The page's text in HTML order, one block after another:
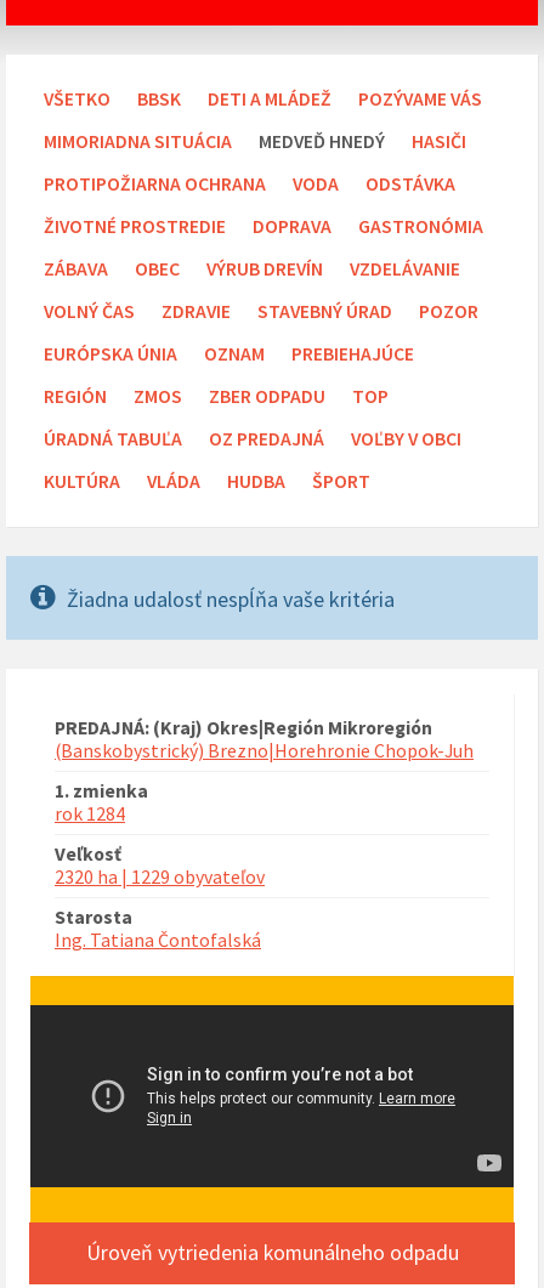
VŠETKO BBSK DETI A MLÁDEŽ
POZÝVAME VÁS
MIMORIADNA SITUÁCIA
MEDVEĎ HNEDÝ
HASIČI
PROTIPOŽIARNA OCHRANA
VODA
ODSTÁVKA
ŽIVOTNÉ PROSTREDIE
DOPRAVA
GASTRONÓMIA
ZÁBAVA
OBEC VÝRUB DREVÍN
VZDELÁVANIE
VOLNÝ ČAS
ZDRAVIE STAVEBNÝ ÚRAD
POZOR
EURÓPSKA ÚNIA
OZNAM
PREBIEHAJÚCE
REGIÓN
ZMOS ZBER ODPADU
TOP
ÚRADNÁ TABUĽA
OZ PREDAJNÁ
VOĽBY V OBCI
KULTÚRA
VLÁDA HUDBA ŠPORT
Žiadna udalosť nespĺňa vaše kritéria
PREDAJNÁ: (Kraj) Okres|Región Mikroregión
(Banskobystrický) Brezno|Horehronie Chopok-Juh
1. zmienka
rok 1284
Veľkosť
2320 ha | 1229 obyvateľov
Starosta
Ing. Tatiana Čontofalská
Úroveň vytriedenia komunálneho odpadu